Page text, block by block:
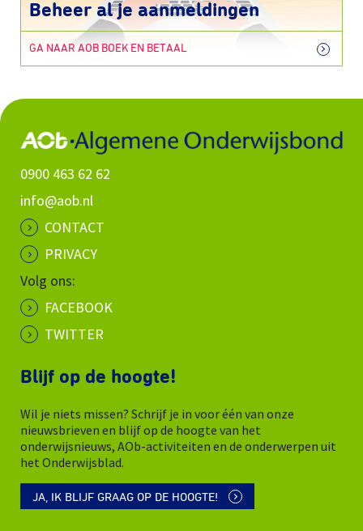
Beheer al je aanmeldingen
GA NAAR AOB BOEK EN BETAAL
0900 463 62 62
info@aob.nl
CONTACT
PRIVACY
Volg ons:
FACEBOOK
TWITTER
Blijf op de hoogte!
Wil je niets missen? Schrijf je in voor één van onze
nieuwsbrieven en blijf op de hoogte van het
onderwijsnieuws, AOb-activiteiten en de onderwerpen uit
het Onderwijsblad.
JA, IK BLIJF GRAAG OP DE HOOGTE!